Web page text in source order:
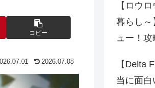
コピー
2026.07.08
【ロウ
暮らし～
ュー！攻
【Delta
当に面白